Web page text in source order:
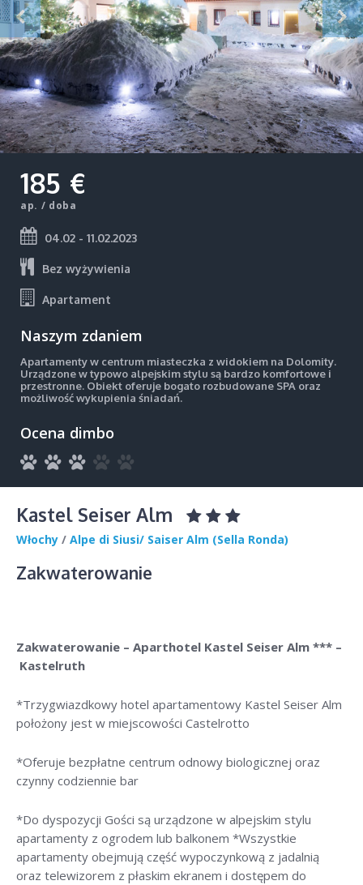
185 €
ap. / doba
04.02 - 11.02.2023
Bez wyżywienia
Apartament
Naszym zdaniem
Apartamenty w centrum miasteczka z widokiem na Dolomity.
Urządzone w typowo alpejskim stylu są bardzo komfortowe i
przestronne. Obiekt oferuje bogato rozbudowane SPA oraz
możliwość wykupienia śniadań.
Ocena dimbo
Kastel Seiser Alm
Włochy / Alpe di Siusi/ Saiser Alm (Sella Ronda)
Zakwaterowanie
Zakwaterowanie – Aparthotel Kastel Seiser Alm *** –
Kastelruth
*Trzygwiazdkowy hotel apartamentowy Kastel Seiser Alm
położony jest w miejscowości Castelrotto
*Oferuje bezpłatne centrum odnowy biologicznej oraz
czynny codziennie bar
*Do dyspozycji Gości są urządzone w alpejskim stylu
apartamenty z ogrodem lub balkonem *Wszystkie
apartamenty obejmują część wypoczynkową z jadalnią
oraz telewizorem z płaskim ekranem i dostępem do